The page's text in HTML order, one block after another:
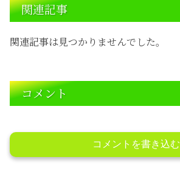
関連記事
関連記事は見つかりませんでした。
コメント
コメントを書き込む